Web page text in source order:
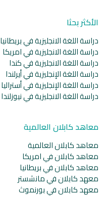
الأكثر بحثا
دراسة اللغة الانجليزية في بريطانيا
دراسة اللغة الانجليزية في امريكا
دراسة اللغة الانجليزية في كندا
دراسة اللغة الإنجليزية في أيرلندا
دراسة اللغة الإنجليزية في أستراليا
دراسة اللغة الانجليزية في نيوزلندا
معاهد كابلان العالمية
معاهد كابلان العالمية
معاهد كابلان في امريكا
معاهد كابلان في بريطانيا
معهد كابلان في مانشستر
معهد كابلان في بورنموث